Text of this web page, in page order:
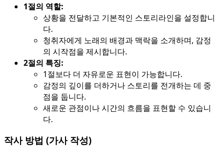
1절의 역할:
상황을 전달하고 기본적인 스토리라인을 설정합니
다.
청취자에게 노래의 배경과 맥락을 소개하며, 감정
의 시작점을 제시합니다.
2절의 특징:
1절보다 더 자유로운 표현이 가능합니다.
감정의 깊이를 더하거나 스토리를 전개하는 데 중
점을 둡니다.
새로운 관점이나 시간의 흐름을 표현할 수 있습니
다.
작사 방법 (가사 작성)